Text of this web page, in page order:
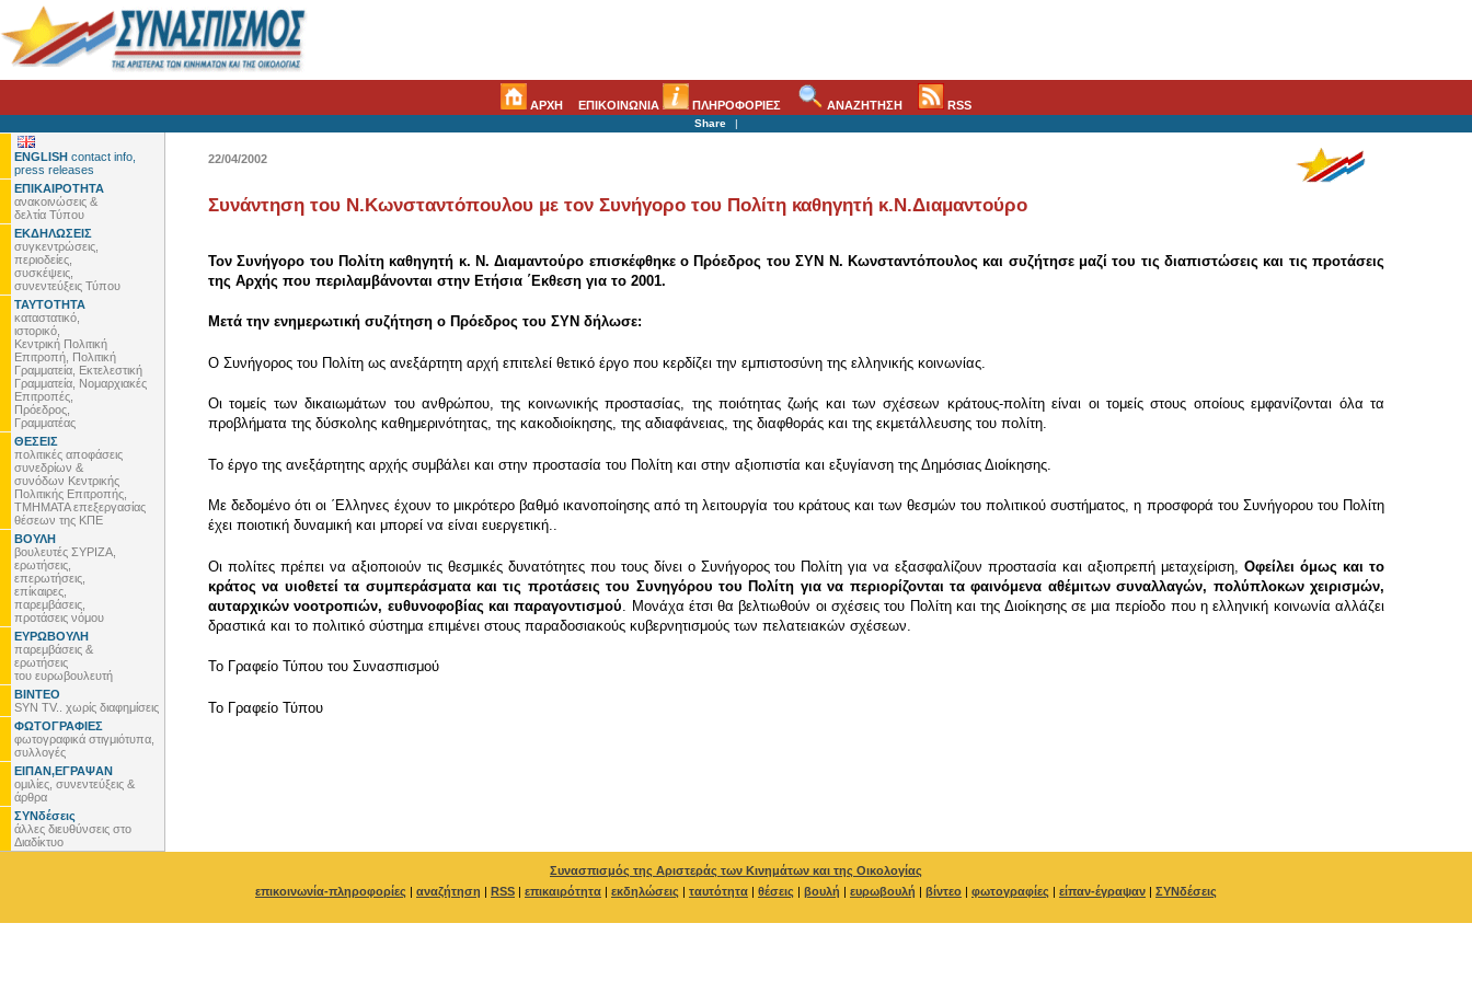
ΑΡΧΗ ΕΠΙΚΟΙΝΩΝΙΑ ΠΛΗΡΟΦΟΡΙΕΣ ΑΝΑΖΗΤΗΣΗ RSS
Share |
ENGLISH contact info,
press releases
ΕΠΙΚΑΙΡΟΤΗΤΑ
ανακοινώσεις &
δελτία Τύπου
ΕΚΔΗΛΩΣΕΙΣ
συγκεντρώσεις,
περιοδείες,
συσκέψεις,
συνεντεύξεις Τύπου
ΤΑΥΤΟΤΗΤΑ
καταστατικό,
ιστορικό,
Κεντρική Πολιτική
Επιτροπή, Πολιτική
Γραμματεία, Εκτελεστική
Γραμματεία, Νομαρχιακές
Επιτροπές,
Πρόεδρος,
Γραμματέας
ΘΕΣΕΙΣ
πολιτικές αποφάσεις
συνεδρίων &
συνόδων Κεντρικής
Πολιτικής Επιτροπής,
ΤΜΗΜΑΤΑ επεξεργασίας
θέσεων της ΚΠΕ
ΒΟΥΛΗ
βουλευτές ΣΥΡΙΖΑ,
ερωτήσεις,
επερωτήσεις,
επίκαιρες,
παρεμβάσεις,
προτάσεις νόμου
ΕΥΡΩΒΟΥΛΗ
παρεμβάσεις &
ερωτήσεις
του ευρωβουλευτή
ΒΙΝΤΕΟ
SYN TV.. χωρίς διαφημίσεις
ΦΩΤΟΓΡΑΦΙΕΣ
φωτογραφικά στιγμιότυπα,
συλλογές
ΕΙΠΑΝ,ΕΓΡΑΨΑΝ
ομιλίες, συνεντεύξεις &
άρθρα
ΣΥΝδέσεις
άλλες διευθύνσεις στο
Διαδίκτυο
22/04/2002
Συνάντηση του Ν.Κωνσταντόπουλου με τον Συνήγορο του Πολίτη καθηγητή κ.Ν.Διαμαντούρο
Τον Συνήγορο του Πολίτη καθηγητή κ. Ν. Διαμαντούρο επισκέφθηκε ο Πρόεδρος του ΣΥΝ Ν. Κωνσταντόπουλος και συζήτησε μαζί του τις διαπιστώσεις και τις προτάσεις
της Αρχής που περιλαμβάνονται στην Ετήσια ΄Εκθεση για το 2001.
Μετά την ενημερωτική συζήτηση ο Πρόεδρος του ΣΥΝ δήλωσε:
Ο Συνήγορος του Πολίτη ως ανεξάρτητη αρχή επιτελεί θετικό έργο που κερδίζει την εμπιστοσύνη της ελληνικής κοινωνίας.
Οι τομείς των δικαιωμάτων του ανθρώπου, της κοινωνικής προστασίας, της ποιότητας ζωής και των σχέσεων κράτους-πολίτη είναι οι τομείς στους οποίους εμφανίζονται όλα τα
προβλήματα της δύσκολης καθημερινότητας, της κακοδιοίκησης, της αδιαφάνειας, της διαφθοράς και της εκμετάλλευσης του πολίτη.
Το έργο της ανεξάρτητης αρχής συμβάλει και στην προστασία του Πολίτη και στην αξιοπιστία και εξυγίανση της Δημόσιας Διοίκησης.
Με δεδομένο ότι οι ΄Ελληνες έχουν το μικρότερο βαθμό ικανοποίησης από τη λειτουργία του κράτους και των θεσμών του πολιτικού συστήματος, η προσφορά του Συνήγορου του Πολίτη
έχει ποιοτική δυναμική και μπορεί να είναι ευεργετική..
Οι πολίτες πρέπει να αξιοποιούν τις θεσμικές δυνατότητες που τους δίνει ο Συνήγορος του Πολίτη για να εξασφαλίζουν προστασία και αξιοπρεπή μεταχείριση,Οφείλει όμως και το
κράτος να υιοθετεί τα συμπεράσματα και τις προτάσεις του Συνηγόρου του Πολίτη για να περιορίζονται τα φαινόμενα αθέμιτων συναλλαγών, πολύπλοκων χειρισμών,
αυταρχικών νοοτροπιών, ευθυνοφοβίας και παραγοντισμού . Μονάχα έτσι θα βελτιωθούν οι σχέσεις του Πολίτη και της Διοίκησης σε μια περίοδο που η ελληνική κοινωνία αλλάζει
δραστικά και το πολιτικό σύστημα επιμένει στους παραδοσιακούς κυβερνητισμούς των πελατειακών σχέσεων.
Το Γραφείο Τύπου του Συνασπισμού
To Γραφείο Τύπου
Συνασπισμός της Αριστεράς των Κινημάτων και της Οικολογίας
επικοινωνία-πληροφορίες | αναζήτηση | RSS | επικαιρότητα | εκδηλώσεις | ταυτότητα | θέσεις | βουλή | ευρωβουλή | βίντεο | φωτογραφίες | είπαν-έγραψαν | ΣΥΝδέσεις